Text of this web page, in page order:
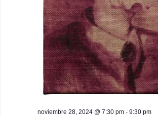
noviembre 28, 2024 @ 7:30 pm- 9:30 pm